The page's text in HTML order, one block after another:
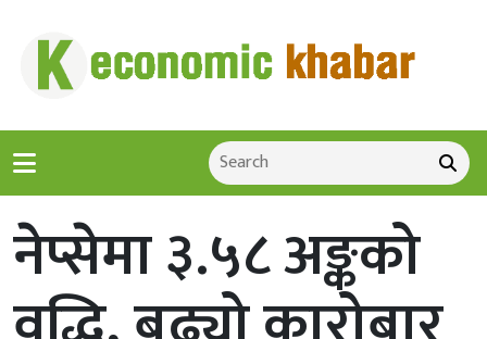
नेप्सेमा ३.५८ अङ्कको